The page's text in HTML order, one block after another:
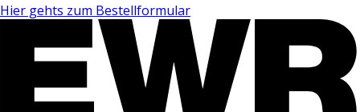
Hier gehts zum Bestellformular